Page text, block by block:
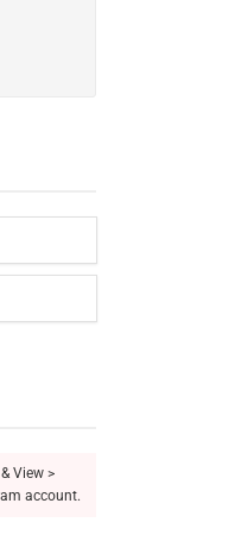
View >
account.